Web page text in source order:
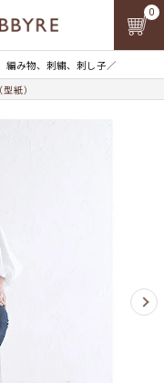
編み物、刺繍、刺し子／
0
紙）